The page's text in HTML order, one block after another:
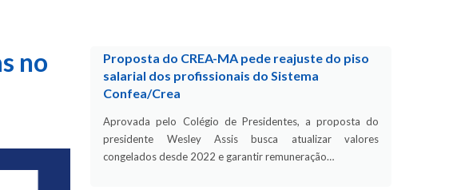
no
Proposta do CREA-MA pede reajuste do piso
salarial dos profissionais do Sistema
Confea/Crea
Aprovada pelo Colégio de Presidentes, a proposta do
presidente Wesley Assis busca atualizar valores
congelados desde 2022 e garantir remuneração…